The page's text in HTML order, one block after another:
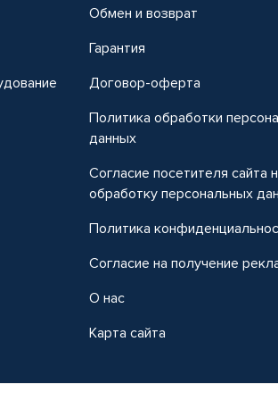
Обмен и возврат
Гарантия
Договор-оферта
Политика обработки
данных
Согласие посетителя сайта
обработку персональных
Политика
Согласие на получение
О нас
Карта сайта